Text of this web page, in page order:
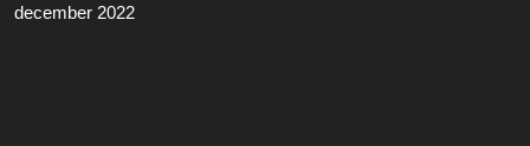
december 2022